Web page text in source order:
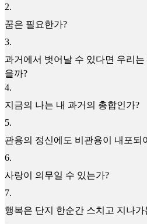
2.
꿈은 필요한가?
3.
과거에서 벗어날 수 있다면 우리
을까?
4.
지금의 나는 내 과거의 총합인가?
5.
관용의 정신에도 비관용이 내포되
6.
사랑이 의무일 수 있는가?
7.
행복은 단지 한순간 스치고 지나가